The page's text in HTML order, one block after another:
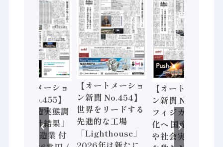
【オートメーショ
ン新聞 No.455】
「経済構造実態調
査二次集計結果」
2024年製造業 付
【オートメーショ
ン新聞 No.454】
世界をリードする
先進的な工場
「Lighthouse」
【オートメーショ
ン新聞 No.453】
フィジカルAI本格
化へ 国産AI開発
や社会実装に活発